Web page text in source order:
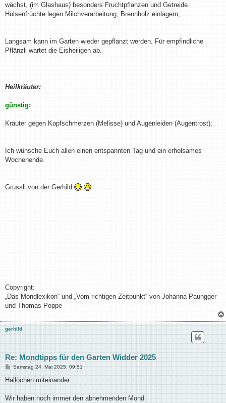
wächst, (im Glashaus) besonders Fruchtpflanzen und Getreide.
Hülsenfrüchte legen Milchverarbeitung; Brennholz einlagern;
Langsam kann im Garten wieder gepflanzt werden. Für empfindliche
Pflänzli wartet die Eisheiligen ab.
Heilkräuter:
günstig:
Kräuter gegen Kopfschmerzen (Melisse) und Augenleiden (Augentrost);
Ich wünsche Euch allen einen entspannten Tag und ein erholsames
Wochenende.
Grüssli von der Gerhild
Copyright:
„Das Mondlexikon“ und „Vom richtigen Zeitpunkt“ von Johanna Paungger
und Thomas Poppe
gerhild
Re: Mondtipps für den Garten Widder 2025
B
i
a
Samstag 24. Mai 2025, 09:51
Hallöchen miteinander
Wir haben noch immer den abnehmenden Mond